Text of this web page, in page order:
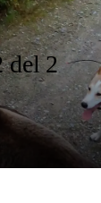
del 2